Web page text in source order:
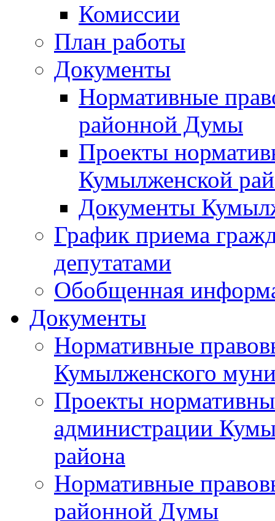
Комиссии
План работы
Документы
Нормативные
районной Думы
Проекты
Кумылженской
Документы
График приема
депутатами
Обобщенная
Документы
Нормативные
Кумылженского
Проекты
администрации
района
Нормативные
районной Думы